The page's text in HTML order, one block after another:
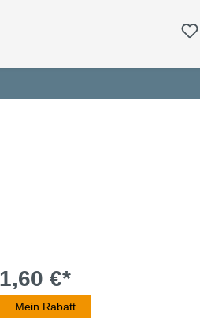
1,60 €*
Mein Rabatt